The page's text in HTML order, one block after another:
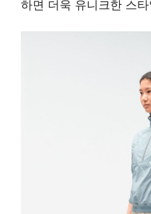
하면 더욱 유니크한 스